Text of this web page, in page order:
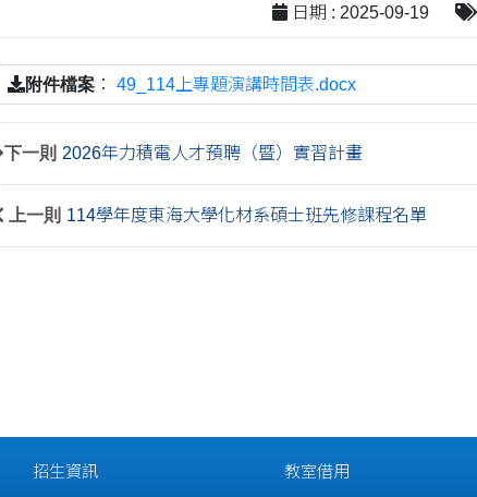
日期 : 2025-09-19
附件檔案 ： 49_114上專題演講時間表.docx
下一則 2026年力積電人才預聘（暨）實習計畫
上一則 114學年度東海大學化材系碩士班先修課程名單
招生資訊 教室借用